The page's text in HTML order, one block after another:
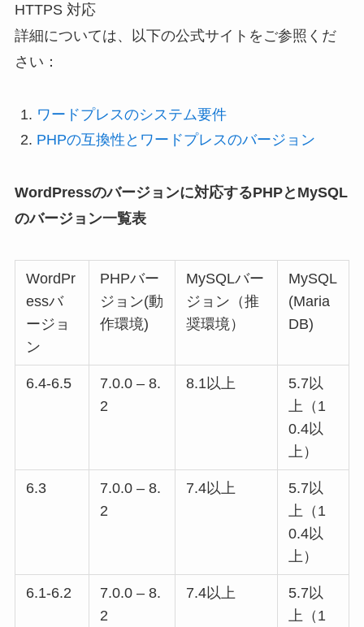
HTTPS 対応
詳細については、以下の公式サイトをご参照くだ
さい：
ワードプレスのシステム要件
PHPの互換性とワードプレスのバージョン
WordPressのバージョンに対応するPHPとMySQL
のバージョン一覧表
WordPr
essバ
ージョ
ン
PHPバー
ジョン(動
作環境)
MySQLバー
ジョン（推
奨環境）
MySQL
(Maria
DB)
6.4-6.5
7.0.0 – 8.
2
8.1以上
5.7以
上（1
0.4以
上）
6.3
7.0.0 – 8.
2
7.4以上
5.7以
上（1
0.4以
上）
6.1-6.2
7.0.0 – 8.
2
7.4以上
5.7以
上（1